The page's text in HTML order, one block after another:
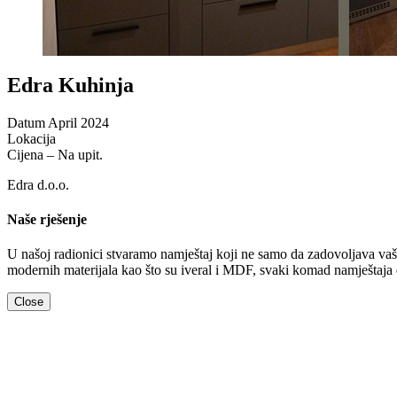
Edra Kuhinja
Datum April 2024
Lokacija
Cijena – Na upit.
Edra d.o.o.
Naše rješenje
U našoj radionici stvaramo namještaj koji ne samo da zadovoljava
modernih materijala kao što su iveral i MDF, svaki komad
Close